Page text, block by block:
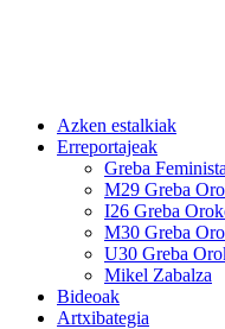
Azken estalkiak
Erreportajeak
Greba Feminista
M29 Greba
I26 Greba
M30 Greba
U30 Greba
Mikel Zabalza
Bideoak
Artxibategia